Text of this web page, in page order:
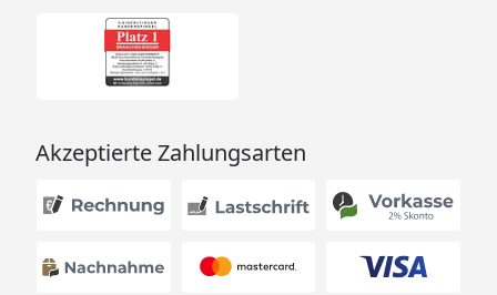
Akzeptierte Zahlungsarten